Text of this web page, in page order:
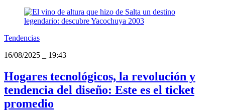
Tendencias
16/08/2025
19:43
Hogares tecnológicos, la revolución y
tendencia del diseño: Este es el ticket
promedio